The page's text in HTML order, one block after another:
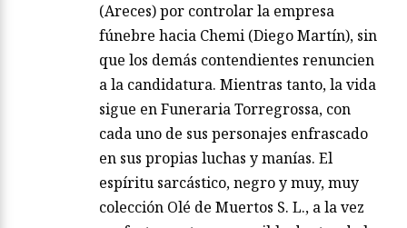
(Areces) por controlar la empresa
fúnebre hacia Chemi (Diego Martín), sin
que los demás contendientes renuncien
a la candidatura. Mientras tanto, la vida
sigue en Funeraria Torregrossa, con
cada uno de sus personajes enfrascado
en sus propias luchas y manías. El
espíritu sarcástico, negro y muy, muy
colección Olé de Muertos S. L., a la vez